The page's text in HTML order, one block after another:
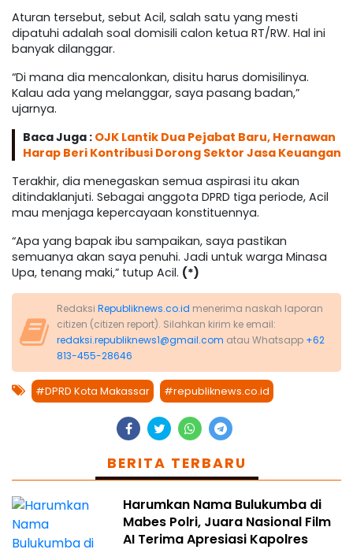
Aturan tersebut, sebut Acil, salah satu yang mesti
dipatuhi adalah soal domisili calon ketua RT/RW. Hal ini
banyak dilanggar.
“Di mana dia mencalonkan, disitu harus domisilinya.
Kalau ada yang melanggar, saya pasang badan,”
ujarnya.
Baca Juga : OJK Lantik Dua Pejabat Baru, Hernawan
Harap Beri Kontribusi Dorong Sektor Jasa Keuangan
Terakhir, dia menegaskan semua aspirasi itu akan
ditindaklanjuti. Sebagai anggota DPRD tiga periode, Acil
mau menjaga kepercayaan konstituennya.
“Apa yang bapak ibu sampaikan, saya pastikan
semuanya akan saya penuhi. Jadi untuk warga Minasa
Upa, tenang maki,” tutup Acil. (*)
Redaksi Republiknews.co.id menerima naskah laporan
citizen (citizen report). Silahkan kirim ke email:
redaksi.republiknews1@gmail.com atau Whatsapp +62
813-455-28646
#DPRD Kota Makassar #republiknews.co.id
BERITA TERBARU
Harumkan Nama Bulukumba di
Mabes Polri, Juara Nasional Film
AI Terima Apresiasi Kapolres